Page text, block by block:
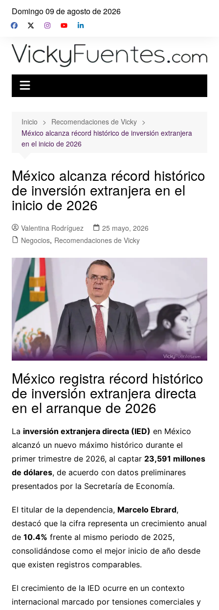
Saltar
contenido
Domingo 09 de agosto de 2026
Inicio
Recomendaciones de Vicky
México alcanza récord histórico de inversión extranjera
en el inicio de 2026
México alcanza récord histórico
de inversión extranjera en el
inicio de 2026
Valentina Rodríguez
25 mayo, 2026
Negocios, Recomendaciones de Vicky
México registra récord histórico
de inversión extranjera directa
en el arranque de 2026
La inversión extranjera directa (IED) en México
alcanzó un nuevo máximo histórico durante el
primer trimestre de 2026, al captar 23,591 millones
de dólares, de acuerdo con datos preliminares
presentados por la Secretaría de Economía.
El titular de la dependencia, Marcelo Ebrard,
destacó que la cifra representa un crecimiento anual
de 10.4% frente al mismo periodo de 2025,
consolidándose como el mejor inicio de año desde
que existen registros comparables.
El crecimiento de la IED ocurre en un contexto
internacional marcado por tensiones comerciales y